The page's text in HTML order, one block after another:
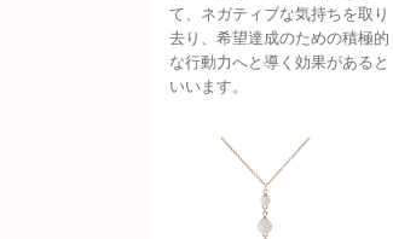
て、ネガティブな気持ちを取り
去り、希望達成のための積極的
な行動力へと導く効果があると
いいます。